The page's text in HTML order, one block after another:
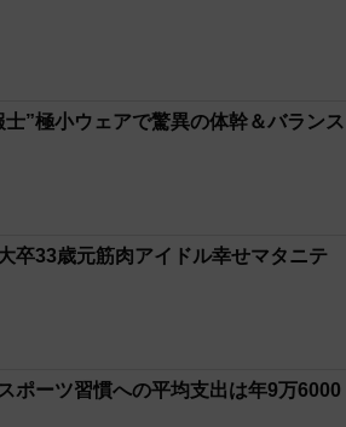
士”極小ウェアで驚異の体幹＆バランス
卒33歳元筋肉アイドル幸せマタニテ
ポーツ習慣への平均支出は年9万6000